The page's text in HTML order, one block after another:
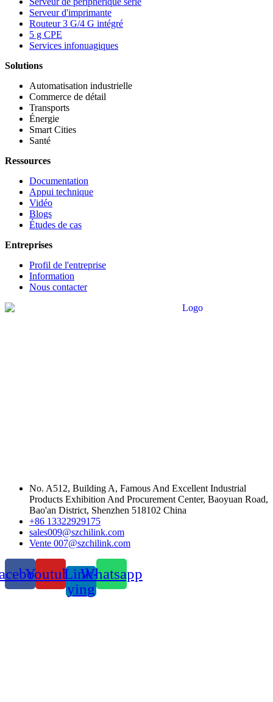
Serveur d'imprimante
Routeur 3 G/4 G intégré
5 g CPE
Services infonuagiques
Solutions
Automatisation industrielle
Commerce de détail
Transports
Énergie
Smart Cities
Santé
Ressources
Documentation
Appui technique
Vidéo
Blogs
Études de cas
Entreprises
Profil de l'entreprise
Information
Nous contacter
No. A512, Building A, Famous And Excellent Industrial
Products Exhibition And Procurement Center, Baoyuan Road,
Bao'an District, Shenzhen 518102 China
+86 13322929175
sales009@szchilink.com
Vente 007@szchilink.com
YoutubeLink-
ying
Whatsapp